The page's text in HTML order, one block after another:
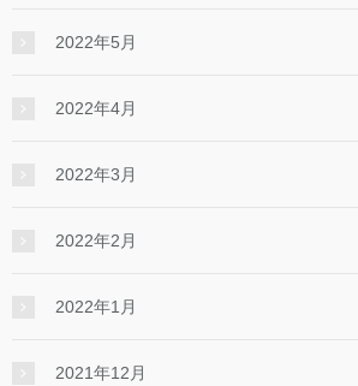
2022年5月
2022年4月
2022年3月
2022年2月
2022年1月
2021年12月